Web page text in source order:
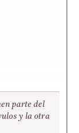
parte del
y la otra